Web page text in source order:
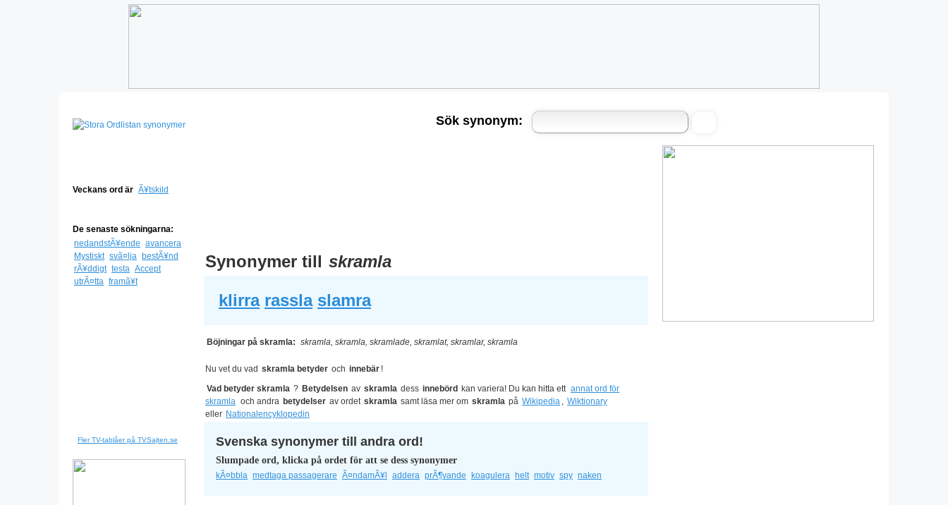
Veckans ord är Ã¥tskild
De senaste sökningarna:
nedandstÃ¥ende avancera
Mystiskt svã¤lja bestÃ¥nd
rÃ¥ddigt testa Accept
utrÃ¤tta framã¥t
Fler TV-tablåer på TVSajten.se
Sök synonym:
Synonymer till skramla
klirra rassla slamra
Böjningar på skramla: skramla, skramla, skramlade, skramlat, skramlar, skramla
Nu vet du vad skramla betyder och innebär !
Vad betyder skramla ? Betydelsen av skramla dess innebörd kan variera! Du kan hitta ett annat ord för
skramla och andra betydelser av ordet skramla samt läsa mer om skramla på Wikipedia , Wiktionary
eller Nationalencyklopedin
Svenska synonymer till andra ord!
Slumpade ord, klicka på ordet för att se dess synonymer
kÃ¤bbla medtaga passagerare Ã¤ndamÃ¥l addera prÃ¶vande koagulera helt motiv spy naken